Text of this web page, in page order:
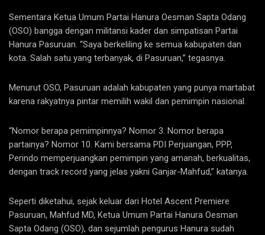
Sementara Ketua Umum Partai Hanura Oesman Sapta Odang
(OSO) bangga dengan militansi kader dan simpatisan Partai
Hanura Pasuruan. “Saya berkeliling ke semua kabupaten dan
kota. Salah satu yang terbanyak, di Pasuruan,” tegasnya.
Menurut OSO, Pasuruan adalah kabupaten yang punya martabat
karena rakyatnya pintar memilih wakil dan pemimpin nasional.
“Nomor berapa pemimpinnya? Nomor 3. Nomor berapa
partainya? Nomor 10. Kami bersama PDI Perjuangan, PPP,
Perindo memperjuangkan pemimpin yang amanah, berkualitas,
dengan track record yang jelas yakni Ganjar-Mahfud,” katanya.
Seperti diketahui, sejak keluar dari Hotel Ascent Premiere
Pasuruan, Mahfud MD, Ketua Umum Partai Hanura Oesman
Sapta Odang (OSO), dan sejumlah pengurus Hanura sudah